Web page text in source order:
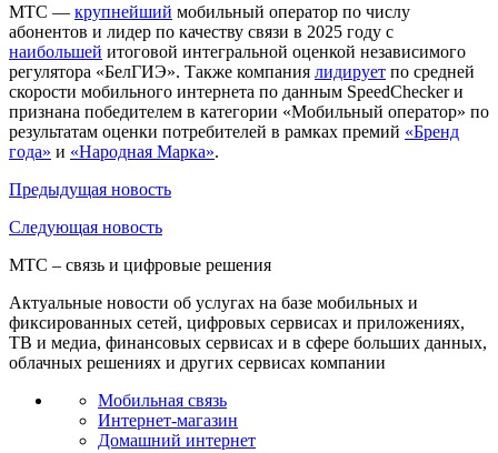
МТС — крупнейший мобильный оператор по числу
абонентов и лидер по качеству связи в 2025 году с
наибольшей итоговой интегральной оценкой независимого
регулятора «БелГИЭ». Также компания лидирует по средней
скорости мобильного интернета по данным SpeedChecker и
признана победителем в категории «Мобильный оператор» по
результатам оценки потребителей в рамках премий «Бренд
года» и «Народная Марка».
Предыдущая новость
Следующая новость
МТС – связь и цифровые решения
Актуальные новости об услугах на базе мобильных и
фиксированных сетей, цифровых сервисах и приложениях,
ТВ и медиа, финансовых сервисах и в сфере больших данных,
облачных решениях и других сервисах компании
Мобильная связь
Интернет-магазин
Домашний интернет